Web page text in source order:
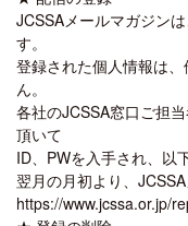
JCSSAメールマガジン
す。
登録された個人情報は
ん。
各社のJCSSA窓口ご担
頂いて
ID、PWを入手され、以
翌月の月初より、
https://www.jcssa.or.jp/